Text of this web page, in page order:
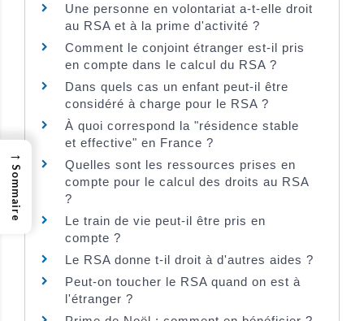
Une personne en volontariat a-t-elle droit
au RSA et à la prime d'activité ?
Comment le conjoint étranger est-il pris
en compte dans le calcul du RSA ?
Dans quels cas un enfant peut-il être
considéré à charge pour le RSA ?
À quoi correspond la "résidence stable
et effective" en France ?
Quelles sont les ressources prises en
compte pour le calcul des droits au RSA
?
Le train de vie peut-il être pris en
compte ?
Le RSA donne t-il droit à d'autres aides ?
Peut-on toucher le RSA quand on est à
l'étranger ?
→
Sommaire